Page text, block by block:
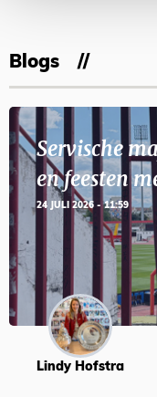
Blogs
Servische
en feesten
24 JULI 2026 - 11:59
Lindy Hofstra